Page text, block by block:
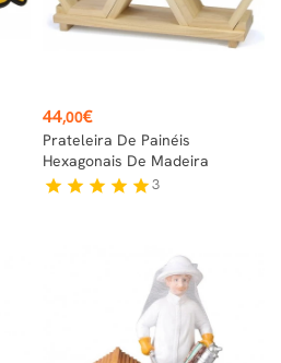
Preço
44,00€
Prateleira De Painéis
Hexagonais De Madeira
star star star star star3